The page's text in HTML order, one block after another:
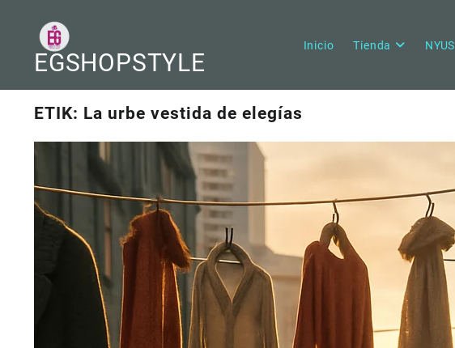
contenido
EGSHOPSTYLE
Inicio Tienda NYUS
ETIK: La urbe vestida de elegías